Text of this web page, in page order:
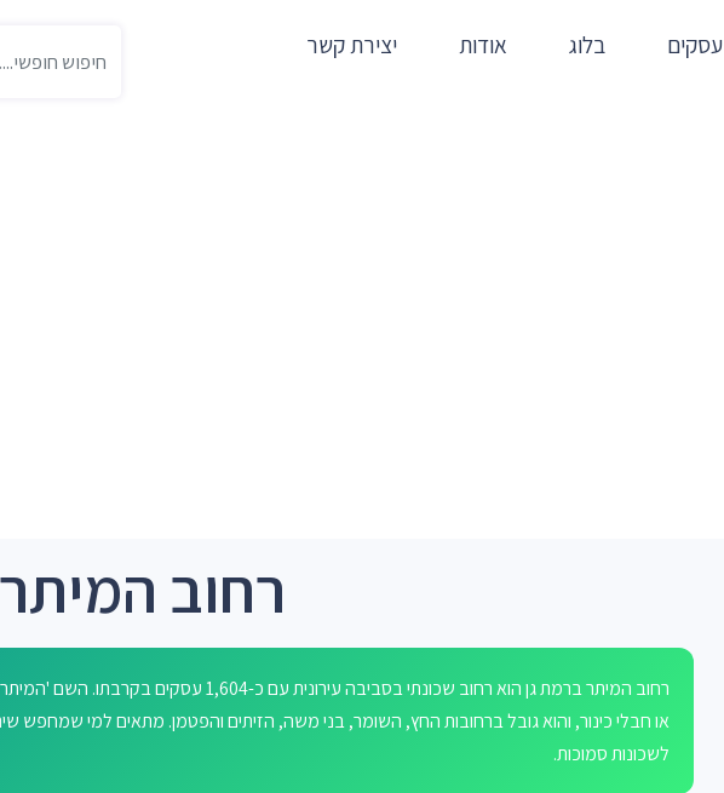
עסקים בלוג אודות יצירת קשר
רחוב
רחוב המיתר ברמת גן הוא רחוב שכונתי בסביבה עירונית עם כ-
או חבלי כינור, והוא גובל ברחובות החץ, השומר, בני משה, הזיתים והפטמן. מתאים למי שמחפש
לשכונות סמוכות.